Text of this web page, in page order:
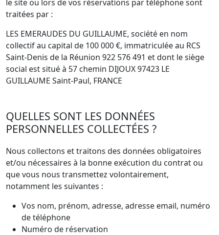
le site ou lors de vos réservations par téléphone sont
traitées par :
LES EMERAUDES DU GUILLAUME, société en nom
collectif au capital de 100 000 €, immatriculée au RCS
Saint-Denis de la Réunion 922 576 491 et dont le siège
social est situé à 57 chemin DIJOUX 97423 LE
GUILLAUME Saint-Paul, FRANCE
QUELLES SONT LES DONNÉES
PERSONNELLES COLLECTÉES ?
Nous collectons et traitons des données obligatoires
et/ou nécessaires à la bonne exécution du contrat ou
que vous nous transmettez volontairement,
notamment les suivantes :
Vos nom, prénom, adresse, adresse email, numéro
de téléphone
Numéro de réservation